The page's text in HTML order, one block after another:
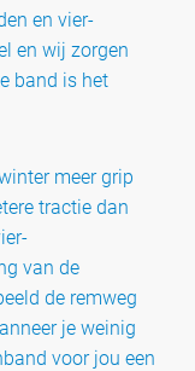
en vier-
en wij zorgen
band is het
meer grip
tractie dan
van de
de remweg
je weinig
voor jou een